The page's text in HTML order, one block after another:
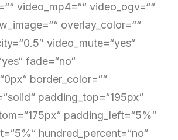
video_mp4=““ video_ogv=““
overlay_color=““
video_mute=“yes“
fade=“no“
border_color=““
padding_top=“195px“
padding_left=“5%“
hundred_percent=“no“